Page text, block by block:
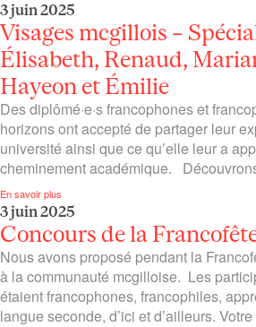
3 juin 2025
Visages mcgillois –
Élisabeth, Renaud,
Hayeon et Émilie
Des diplômé·e·s francophones et
horizons ont accepté de partager leur
université ainsi que ce qu’elle leur a
cheminement académique.
En savoir plus
3 juin 2025
Concours de la
Nous avons proposé pendant la
à la communauté mcgilloise. Les
étaient francophones, francophiles,
langue seconde, d’ici et d’ailleurs.